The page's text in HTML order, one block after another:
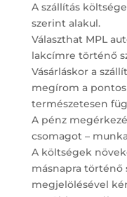
A szállítás
szerint alakul.
Választhat MPL
lakcímre történő
Vásárláskor a
megírom a
természetesen
A pénz
csomagot –
A költségek
másnapra történő
megjelölésével